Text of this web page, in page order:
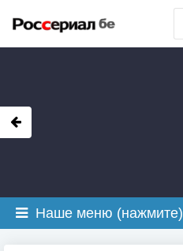
Наше меню (нажмите)